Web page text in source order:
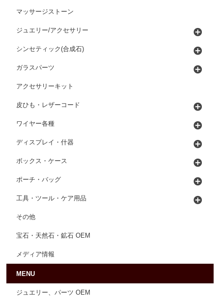
マッサージストーン
ジュエリー/アクセサリー
シンセティック(合成石)
ガラスパーツ
アクセサリーキット
皮ひも・レザーコード
ワイヤー各種
ディスプレイ・什器
ボックス・ケース
ポーチ・バッグ
工具・ツール・ケア用品
その他
宝石・天然石・鉱石 OEM
メディア情報
MENU
ジュエリー、パーツ OEM